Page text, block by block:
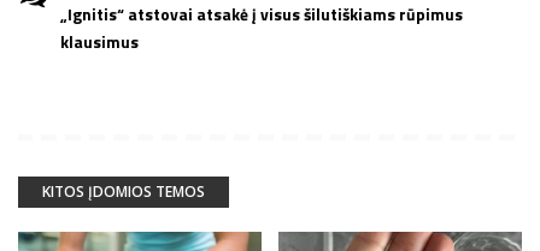
„Ignitis“ atstovai atsakė į visus šilutiškiams rūpimus
klausimus
KITOS ĮDOMIOS TEMOS